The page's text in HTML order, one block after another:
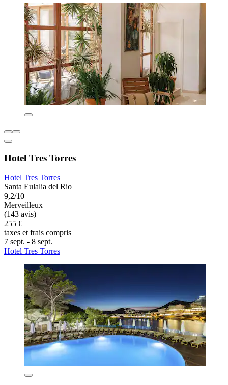
Hotel Tres Torres
Hotel Tres Torres
Santa Eulalia del Rio
9,2/10
Merveilleux
(143 avis)
255 €
taxes et frais compris
7 sept. - 8 sept.
Hotel Tres Torres